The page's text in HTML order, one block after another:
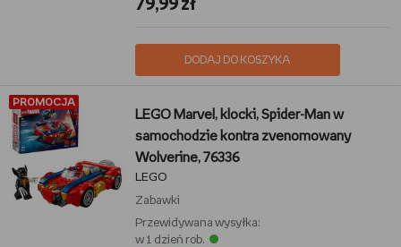
79,99 zł
DODAJ DO KOSZYKA
PROMOCJA
LEGO Marvel, klocki, Spider-Man w
samochodzie kontra zvenomowany
Wolverine, 76336
LEGO
Zabawki
Przewidywana wysyłka:
w 1 dzień rob.